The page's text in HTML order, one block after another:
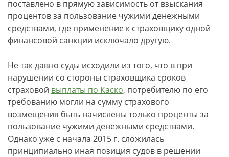
поставлено в прямую зависимость от взыскания
процентов за пользование чужими денежными
средствами, где применение к страховщику одной
финансовой санкции исключало другую.
Не так давно суды исходили из того, что в при
нарушении со стороны страховщика сроков
страховой выплаты по Каско, потребителю по его
требованию могли на сумму страхового
возмещения быть начислены только проценты за
пользование чужими денежными средствами.
Однако уже с начала 2015 г. сложилась
принципиально иная позиция судов в решении